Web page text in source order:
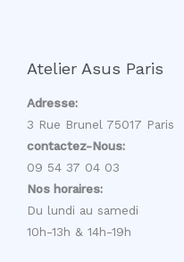
Atelier Asus Paris
Adresse:
3 Rue Brunel 75017 Paris
contactez-Nous:
09 54 37 04 03
Nos horaires:
Du lundi au samedi
10h-13h & 14h-19h